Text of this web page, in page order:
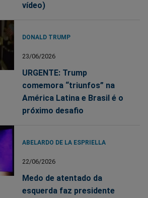
vídeo)
DONALD TRUMP
23/06/2026
URGENTE: Trump
comemora “triunfos” na
América Latina e Brasil é o
próximo desafio
ABELARDO DE LA ESPRIELLA
22/06/2026
Medo de atentado da
esquerda faz presidente